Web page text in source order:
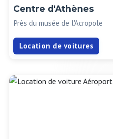
Centre d'Athènes
Près du musée de l'Acropole
Location de voitures